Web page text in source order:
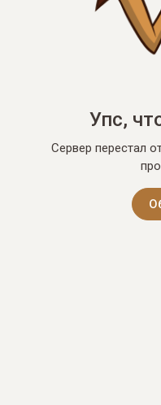
Упс,
Сервер перестал